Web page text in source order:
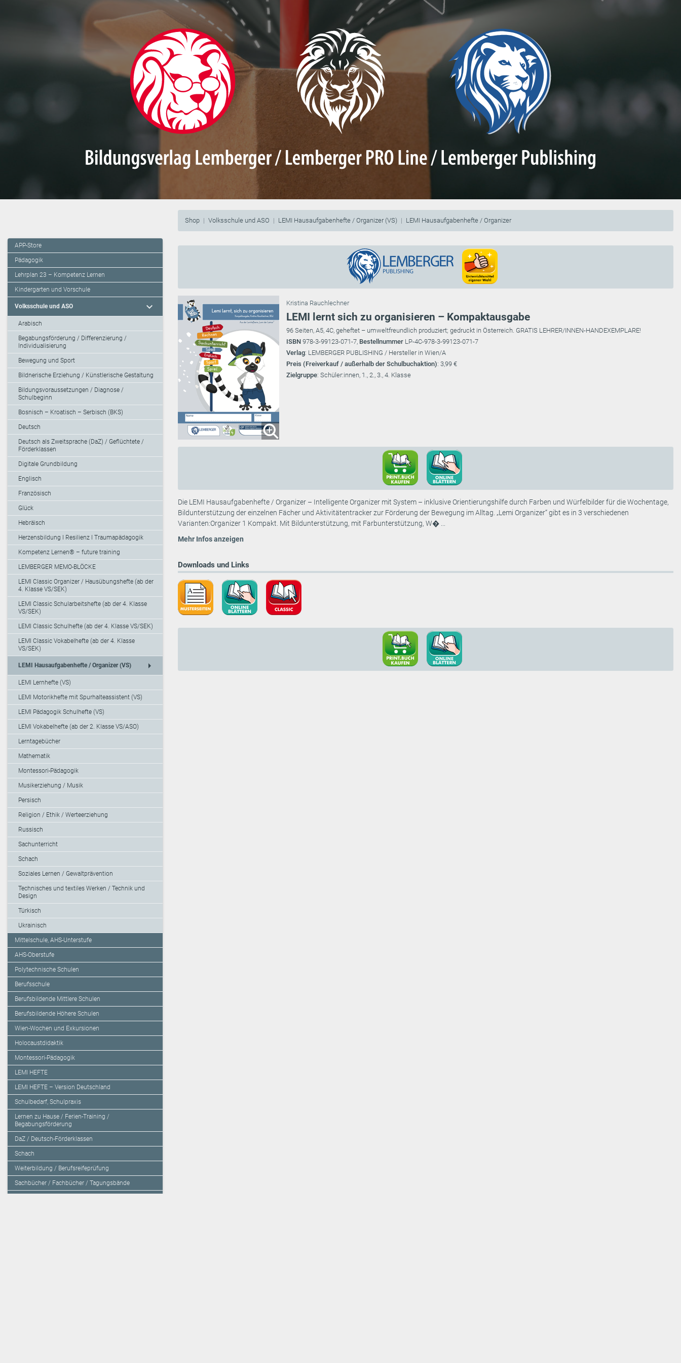
Shop Volksschule und ASO LEMI Hausaufgabenhefte / Organizer (VS) LEMI Hausaufgabenhefte / Organizer
APP-Store
Pädagogik
Lehrplan 23 – Kompetenz Lernen
Kindergarten und Vorschule
Volksschule und ASO expand_more
Arabisch
Begabungsförderung / Differenzierung /
Individualisierung
Bewegung und Sport
Bildnerische Erziehung / Künstlerische Gestaltung
Bildungsvoraussetzungen / Diagnose /
Schulbeginn
Bosnisch – Kroatisch – Serbisch (BKS)
Deutsch
Deutsch als Zweitsprache (DaZ) / Geflüchtete /
Förderklassen
Digitale Grundbildung
Englisch
Französisch
Glück
Hebräisch
Herzensbildung I Resilienz I Traumapädagogik
Kompetenz Lernen® – future training
LEMBERGER MEMO-BLÖCKE
LEMI Classic Organizer / Hausübungshefte (ab der
4. Klasse VS/SEK)
LEMI Classic Schularbeitshefte (ab der 4. Klasse
VS/SEK)
LEMI Classic Schulhefte (ab der 4. Klasse VS/SEK)
LEMI Classic Vokabelhefte (ab der 4. Klasse
VS/SEK)
LEMI Hausaufgabenhefte / Organizer (VS) arrow_right
LEMI Lernhefte (VS)
LEMI Motorikhefte mit Spurhalteassistent (VS)
LEMI Pädagogik Schulhefte (VS)
LEMI Vokabelhefte (ab der 2. Klasse VS/ASO)
Lerntagebücher
Mathematik
Montessori-Pädagogik
Musikerziehung / Musik
Persisch
Religion / Ethik / Werteerziehung
Russisch
Sachunterricht
Schach
Soziales Lernen / Gewaltprävention
Technisches und textiles Werken / Technik und
Design
Türkisch
Ukrainisch
Mittelschule, AHS-Unterstufe
AHS-Oberstufe
Polytechnische Schulen
Berufsschule
Berufsbildende Mittlere Schulen
Berufsbildende Höhere Schulen
Wien-Wochen und Exkursionen
Holocaustdidaktik
Montessori-Pädagogik
LEMI HEFTE
LEMI HEFTE – Version Deutschland
Schulbedarf, Schulpraxis
Lernen zu Hause / Ferien-Training /
Begabungsförderung
DaZ / Deutsch-Förderklassen
Schach
Weiterbildung / Berufsreifeprüfung
Sachbücher / Fachbücher / Tagungsbände
Kristina Rauchlechner
LEMI lernt sich zu organisieren – Kompaktausgabe
96 Seiten, A5, 4C, geheftet – umweltfreundlich produziert; gedruckt in Österreich. GRATIS LEHRER/INNEN-HANDEXEMPLARE!
ISBN 978-3-99123-071-7, Bestellnummer LP-4C-978-3-99123-071-7
Verlag: LEMBERGER PUBLISHING / Hersteller in Wien/A
Preis (Freiverkauf / außerhalb der Schulbuchaktion): 3,99 €
Zielgruppe: Schüler:innen, 1., 2., 3., 4. Klasse
Die LEMI Hausaufgabenhefte / Organizer – Intelligente Organizer mit System – inklusive Orientierungshilfe durch Farben und Würfelbilder für die Wochentage,
Bildunterstützung der einzelnen Fächer und Aktivitätentracker zur Förderung der Bewegung im Alltag. „Lemi Organizer“ gibt es in 3 verschiedenen
Varianten:Organizer 1 Kompakt. Mit Bildunterstützung, mit Farbunterstützung, W� ...
Mehr Infos anzeigen
Downloads und Links